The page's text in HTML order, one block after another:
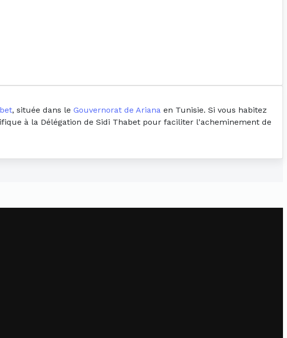
, située dans le Gouvernorat de Ariana en Tunisie. Si vous habitez
à la Délégation de Sidi Thabet pour faciliter l'acheminement de